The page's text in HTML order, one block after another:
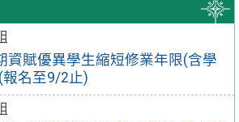
資賦優異學生縮短修業年限(含學
名至9/2止)